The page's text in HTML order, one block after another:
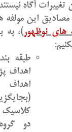
تغییرات آگاه
مصادیق این
های نوظهور)، به
طبقه
اهداف
اهداف
کلاسیک
دو